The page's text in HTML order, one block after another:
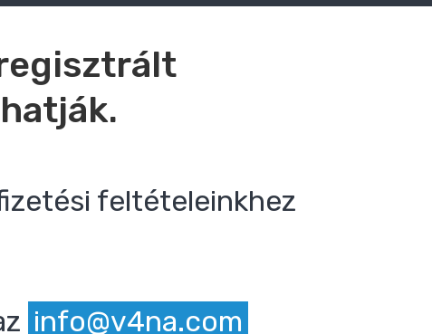
feltételeinkhez
info@v4na.com